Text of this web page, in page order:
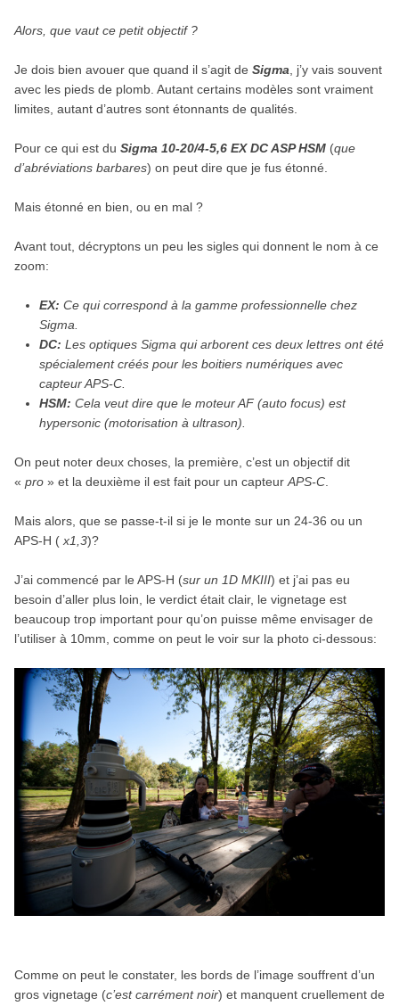
Alors, que vaut ce petit objectif ?
Je dois bien avouer que quand il s’agit de Sigma, j’y vais souvent
avec les pieds de plomb. Autant certains modèles sont vraiment
limites, autant d’autres sont étonnants de qualités.
Pour ce qui est du Sigma 10-20/4-5,6 EX DC ASP HSM(que
d’abréviations barbares) on peut dire que je fus étonné.
Mais étonné en bien, ou en mal ?
Avant tout, décryptons un peu les sigles qui donnent le nom à ce
zoom:
EX: Ce qui correspond à la gamme professionnelle chez
Sigma.
DC: Les optiques Sigma qui arborent ces deux lettres ont été
spécialement créés pour les boitiers numériques avec
capteur APS-C.
HSM: Cela veut dire que le moteur AF (auto focus) est
hypersonic (motorisation à ultrason).
On peut noter deux choses, la première, c’est un objectif dit
« pro» et la deuxième il est fait pour un capteurAPS-C.
Mais alors, que se passe-t-il si je le monte sur un 24-36 ou un
APS-H (x1,3)?
J’ai commencé par le APS-H (sur un 1D MKIII) et j’ai pas eu
besoin d’aller plus loin, le verdict était clair, le vignetage est
beaucoup trop important pour qu’on puisse même envisager de
l’utiliser à 10mm, comme on peut le voir sur la photo ci-dessous:
Comme on peut le constater, les bords de l’image souffrent d’un
gros vignetage (c’est carrément noir) et manquent cruellement de